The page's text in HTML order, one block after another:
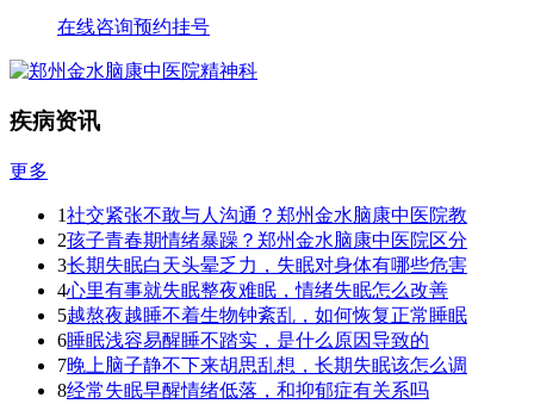
在线咨询预约挂号
疾病资讯
更多
1社交紧张不敢与人沟通？郑州金水脑康中医院教
2孩子青春期情绪暴躁？郑州金水脑康中医院区分
3长期失眠白天头晕乏力，失眠对身体有哪些危害
4心里有事就失眠整夜难眠，情绪失眠怎么改善
5越熬夜越睡不着生物钟紊乱，如何恢复正常睡眠
6睡眠浅容易醒睡不踏实，是什么原因导致的
7晚上脑子静不下来胡思乱想，长期失眠该怎么调
8经常失眠早醒情绪低落，和抑郁症有关系吗